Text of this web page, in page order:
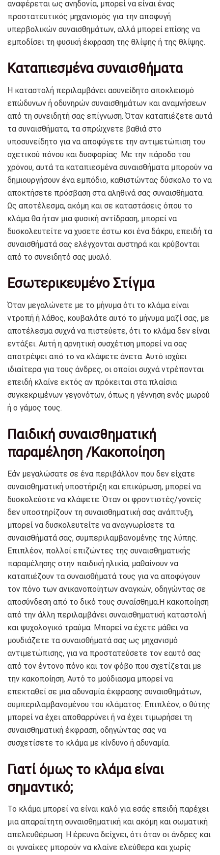
αναφέρεται ως ανηδονία, μπορεί να είναι ένας
προστατευτικός μηχανισμός για την αποφυγή
υπερβολικών συναισθημάτων, αλλά μπορεί επίσης να
εμποδίσει τη φυσική έκφραση της θλίψης ή της θλίψης.
Καταπιεσμένα συναισθήματα
Η καταστολή περιλαμβάνει ασυνείδητο αποκλεισμό
επώδυνων ή οδυνηρών συναισθημάτων και αναμνήσεων
από τη συνειδητή σας επίγνωση. Όταν καταπιέζετε αυτά
τα συναισθήματα, τα σπρώχνετε βαθιά στο
υποσυνείδητο για να αποφύγετε την αντιμετώπιση του
σχετικού πόνου και δυσφορίας. Με την πάροδο του
χρόνου, αυτά τα καταπιεσμένα συναισθήματα μπορούν να
δημιουργήσουν ένα εμπόδιο, καθιστώντας δύσκολο το να
αποκτήσετε πρόσβαση στα αληθινά σας συναισθήματα.
Ως αποτέλεσμα, ακόμη και σε καταστάσεις όπου το
κλάμα θα ήταν μια φυσική αντίδραση, μπορεί να
δυσκολευτείτε να χυσετε έστω κσι ένα δάκρυ, επειδή τα
συναισθήματά σας ελέγχονται αυστηρά και κρύβονται
από το συνειδητό σας μυαλό.
Εσωτερικευμένο Στίγμα
Όταν μεγαλώνετε με το μήνυμα ότι το κλάμα είναι
ντροπή ή λάθος, κουβαλάτε αυτό το μήνυμα μαζί σας, με
αποτέλεσμα συχνά να πιστεύετε, ότι το κλάμα δεν είναι
εντάξει. Αυτή η αρνητική συσχέτιση μπορεί να σας
αποτρέψει από το να κλάψετε άνετα. Αυτό ισχύει
ιδιαίτερα για τους άνδρες, οι οποίοι συχνά ντρέπονται
επειδή κλαίνε εκτός αν πρόκειται στα πλαίσια
συγκεκριμένων γεγονότων, όπως η γέννηση ενός μωρού
ή ο γάμος τους.
Παιδική συναισθηματική
παραμέληση /Κακοποίηση
Εάν μεγαλώσατε σε ένα περιβάλλον που δεν είχατε
συναισθηματική υποστήριξη και επικύρωση, μπορεί να
δυσκολεύστε να κλάψετε. Όταν οι φροντιστές/γονείς
δεν υποστηρίζουν τη συναισθηματική σας ανάπτυξη,
μπορεί να δυσκολευτείτε να αναγνωρίσετε τα
συναισθήματά σας, συμπεριλαμβανομένης της λύπης.
Επιπλέον, πολλοί επιζώντες της συναισθηματικής
παραμέλησης στην παιδική ηλικία, μαθαίνουν να
καταπιέζουν τα συναισθήματά τους για να αποφύγουν
τον πόνο των ανικανοποίητων αναγκών, οδηγώντας σε
αποσύνδεση από το δικό τους συναίσθημα.Η κακοποίηση
από την άλλη περιλαμβάνει συναισθηματική καταστολή
και ψυχολογικό τραύμα. Μπορεί να έχετε μάθει να
μουδιάζετε τα συναισθήματά σας ως μηχανισμό
αντιμετώπισης, για να προστατεύσετε τον εαυτό σας
από τον έντονο πόνο και τον φόβο που σχετίζεται με
την κακοποίηση. Αυτό το μούδιασμα μπορεί να
επεκταθεί σε μια αδυναμία έκφρασης συναισθημάτων,
συμπεριλαμβανομένου του κλάματος. Επιπλέον, ο θύτης
μπορεί να έχει αποθαρρύνει ή να έχει τιμωρήσει τη
συναισθηματική έκφραση, οδηγώντας σας να
συσχετίσετε το κλάμα με κίνδυνο ή αδυναμία.
Γιατί όμως το κλάμα είναι
σημαντικό;
Το κλάμα μπορεί να είναι καλό για εσάς επειδή παρέχει
μια απαραίτητη συναισθηματική και ακόμη και σωματική
απελευθέρωση. Η έρευνα δείχνει, ότι όταν οι άνδρες και
οι γυναίκες μπορούν να κλαίνε ελεύθερα και χωρίς